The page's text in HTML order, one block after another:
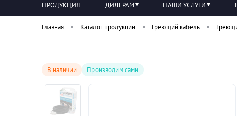
ПРОДУКЦИЯ ДИЛЕРАМ НАШИ УСЛУГИ
Главная Каталог продукции Греющий кабель
В наличии Производим сами